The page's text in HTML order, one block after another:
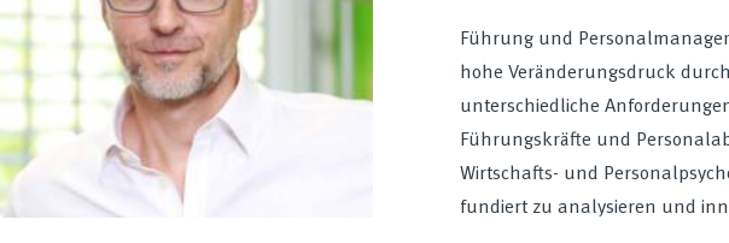
Führung und
hohe Veränderungsdruck
unterschiedliche
Führungskräfte und
Wirtschafts- und
fundiert zu analysieren und